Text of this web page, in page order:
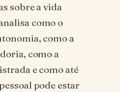
sobre a vida
como o
como a
como a
e como até
pode estar